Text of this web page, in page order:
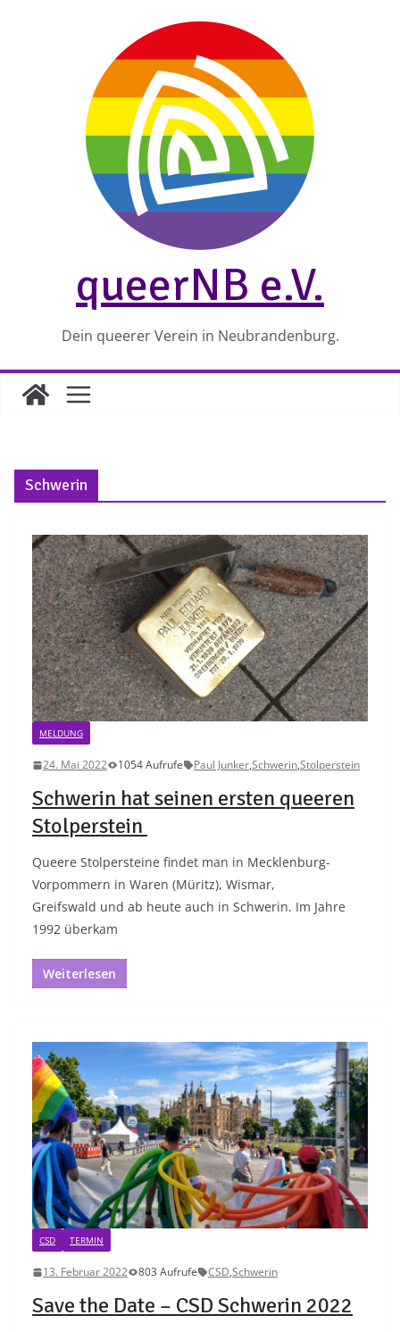
queerNB e.V.
Dein queerer Verein in Neubrandenburg.
Schwerin
MELDUNG
24. Mai 2022 1054 Aufrufe Paul Junker,Schwerin,Stolperstein
Schwerin hat seinen ersten queeren
Stolperstein
Queere Stolpersteine findet man in Mecklenburg-
Vorpommern in Waren (Müritz), Wismar,
Greifswald und ab heute auch in Schwerin. Im Jahre
1992 überkam
Weiterlesen
CSD TERMIN
13. Februar 2022 803 Aufrufe CSD,Schwerin
Save the Date – CSD Schwerin 2022